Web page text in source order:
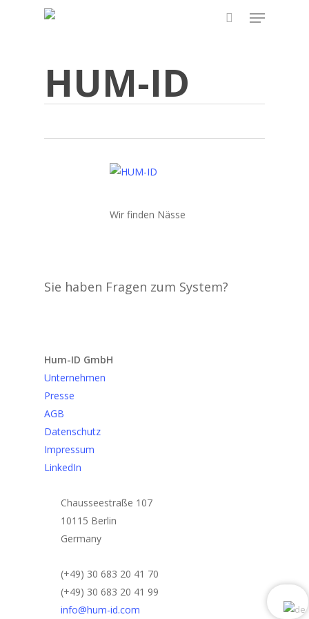
Menu
HUM-ID
Wir finden Nässe
Sie haben Fragen zum System?
Hum-ID GmbH
Unternehmen
Presse
AGB
Datenschutz
Impressum
LinkedIn
Chausseestraße 107
10115 Berlin
Germany
(+49) 30 683 20 41 70
(+49) 30 683 20 41 99
info@hum-id.com